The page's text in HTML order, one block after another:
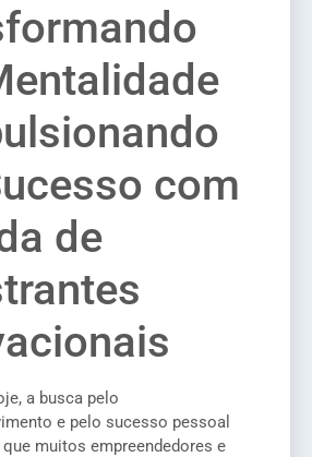
com
de
a busca pelo
e pelo sucesso pessoal
muitos empreendedores e